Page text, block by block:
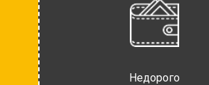
Недорого